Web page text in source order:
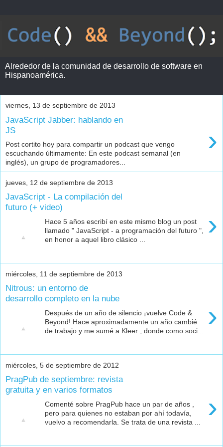
Alrededor de la comunidad de desarrollo de software en
Hispanoamérica.
viernes, 13 de septiembre de 2013
JavaScript Jabber: hablando en
JS
›
Post cortito hoy para compartir un podcast que vengo
escuchando últimamente: En este podcast semanal (en
inglés), un grupo de programadores...
jueves, 12 de septiembre de 2013
JavaScript - La compilación del
futuro (+ video)
›
Hace 5 años escribí en este mismo blog un post
llamado " JavaScript - a programación del futuro ",
en honor a aquel libro clásico ...
miércoles, 11 de septiembre de 2013
Nitrous: un entorno de
desarrollo completo en la nube
›
Después de un año de silencio ¡vuelve Code &
Beyond! Hace aproximadamente un año cambié
de trabajo y me sumé a Kleer , donde como soci...
miércoles, 5 de septiembre de 2012
PragPub de septiembre: revista
gratuita y en varios formatos
›
Comenté sobre PragPub hace un par de años ,
pero para quienes no estaban por ahí todavía,
vuelvo a recomendarla. Se trata de una revista ...